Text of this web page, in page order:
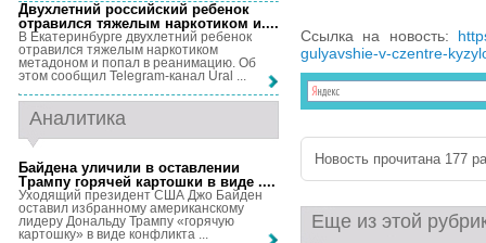
Ссылка на новость:
gulyavshie-v-czentre-
Новость прочитана 177
Еще из этой
Двухлетний российский ребенок
отравился тяжелым наркотиком и....
В Екатеринбурге двухлетний ребенок
отравился тяжелым наркотиком
метадоном и попал в реанимацию. Об
этом сообщил Telegram-канал Ural ...
Аналитика
Байдена уличили в оставлении
Трампу горячей картошки в виде ....
Уходящий президент США Джо Байден
оставил избранному американскому
лидеру Дональду Трампу «горячую
картошку» в виде конфликта ...